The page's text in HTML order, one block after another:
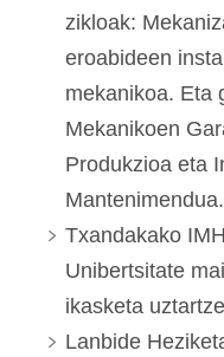
zikloak:
eroabideen
mekanikoa. Eta
Mekanikoen
Produkzioa eta
Mantenimendua.
Txandakako
Unibertsitate
ikasketa
Lanbide